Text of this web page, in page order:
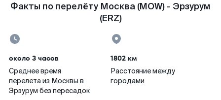
Факты по перелёту Москва (MOW) - Эрзурум
(ERZ)
около 3 часов
Среднее время
перелета из Москвы в
Эрзурум без пересадок
1802 км
Расстояние между
городами